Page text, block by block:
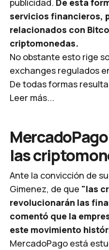
publicidad. De esta
servicios financieros,
relacionados con
criptomonedas.
No obstante esto rige
exchanges regulados
De todas formas
Leer más...
las
Ante la convicción de
Gimenez, de que "las
revolucionarán las
comentó que la
este movimiento
MercadoPago está